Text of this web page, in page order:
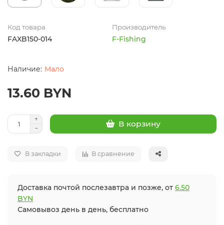
Код товара
FAXB150-014
Производитель
F-Fishing
Мало
13.60 BYN
В корзину
В закладки В сравнение
Доставка почтой послезавтра и позже, от 6.50
BYN
Самовывоз день в день, бесплатно